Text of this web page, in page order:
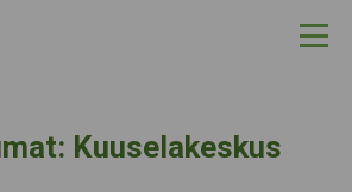
Tapahtumapaikka:
Kuuselakeskus